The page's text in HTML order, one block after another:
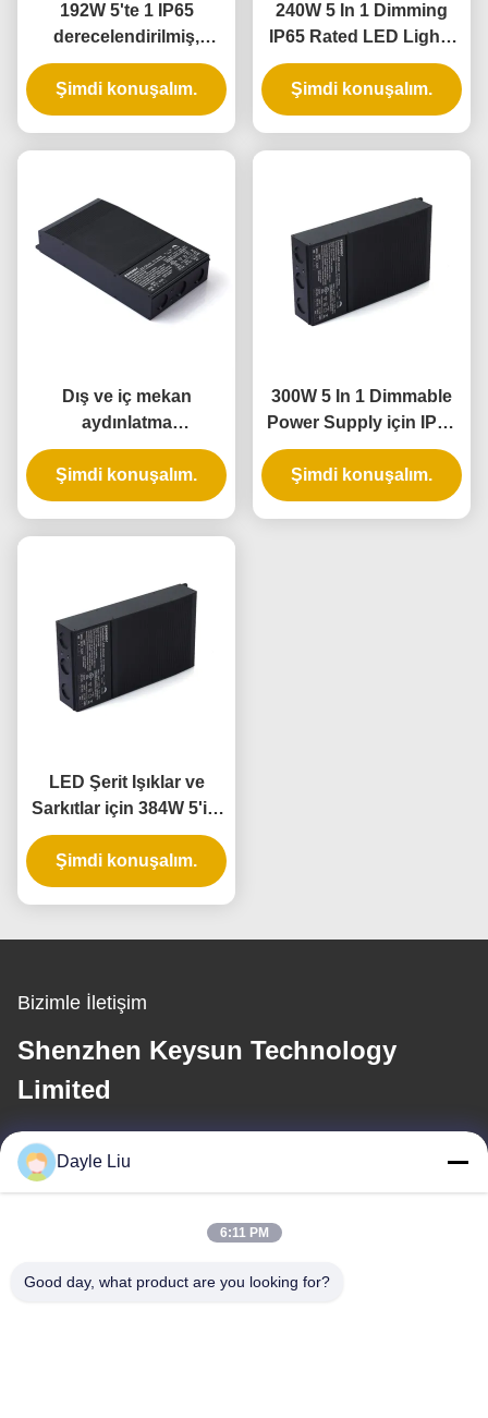
192W 5'te 1 IP65
derecelendirilmiş,
evrensel faz karartma
uygulamaları için
karartılabilir LED
Şimdi konuşalım.
240W 5 In 1 Dimming
IP65 Rated LED Lights
Sürücü ve Dimmable
LED Güç kaynağı
Şimdi konuşalım.
Dış ve iç mekan
aydınlatma
uygulamaları için 180W
5 in 1 Dimming IP65
Rated LED Sürücü
Şimdi konuşalım.
300W 5 In 1 Dimmable
Power Supply için IP65
Dereceli LED Sürücü
Şimdi konuşalım.
LED Şerit Işıklar ve
Sarkıtlar için 384W 5'i 1
Arada Kısılabilir IP65
Dereceli LED Sürücü
Şimdi konuşalım.
Bizimle İletişim
Shenzhen Keysun Technology
Limited
E-posta
dayle@keysuntech.com
Adresimiz
Dayle Liu
6:11 PM
Good day, what product are you looking for?